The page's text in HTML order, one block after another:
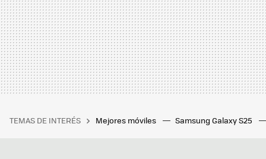
TEMAS DE INTERÉS Mejores móviles Samsung Galaxy S25